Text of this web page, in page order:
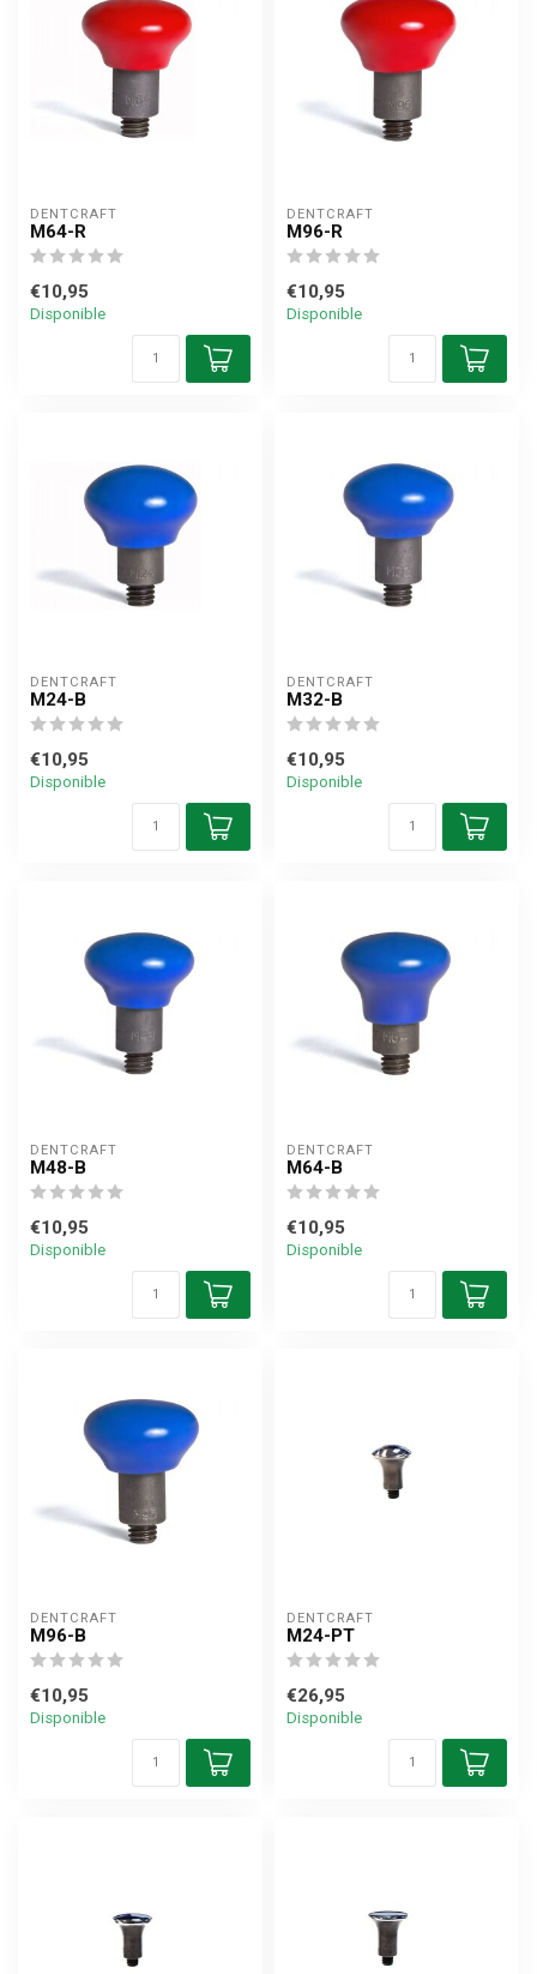
DENTCRAFT
M64-R
€10,95
Disponible
DENTCRAFT
M96-R
€10,95
Disponible
DENTCRAFT
M24-B
€10,95
Disponible
DENTCRAFT
M32-B
€10,95
Disponible
DENTCRAFT
M48-B
€10,95
Disponible
DENTCRAFT
M64-B
€10,95
Disponible
DENTCRAFT
M96-B
€10,95
Disponible
DENTCRAFT
M24-PT
€26,95
Disponible